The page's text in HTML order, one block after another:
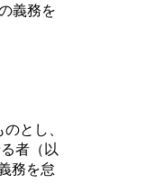
義務を
とし、
者（以
務を怠